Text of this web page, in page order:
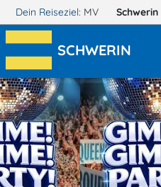
Dein Reiseziel: MV Schwerin
SCHWERIN